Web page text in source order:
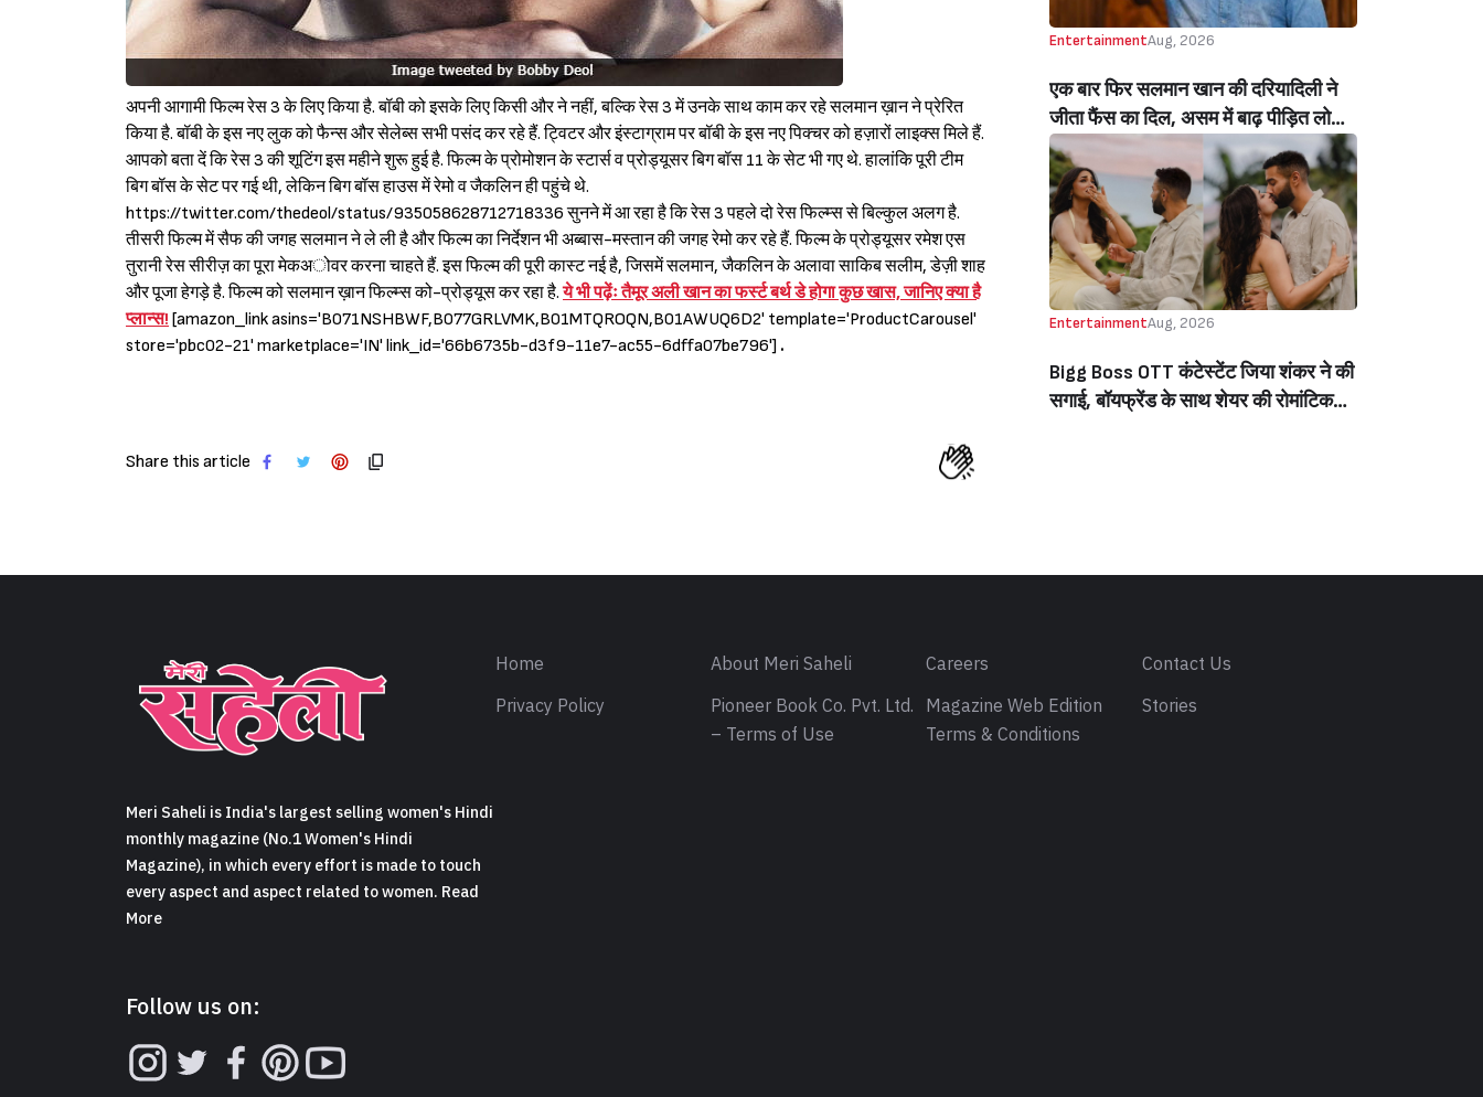
अपनी आगामी फिल्म रेस 3 के लिए किया है. बॉबी को इसके लिए किसी और ने नहीं, बल्कि रेस 3 में उनके साथ काम कर रहे सलमान ख़ान ने प्रेरित
किया है. बॉबी के इस नए लुक को फैन्स और सेलेब्स सभी पसंद कर रहे हैं. ट्विटर और इंस्टाग्राम पर बॉबी के इस नए पिक्चर को हज़ारों लाइक्स मिले हैं.
आपको बता दें कि रेस 3 की शूटिंग इस महीने शुरू हुई है. फिल्म के प्रोमोशन के स्टार्स व प्रोड्यूसर बिग बॉस 11 के सेट भी गए थे. हालांकि पूरी टीम
बिग बॉस के सेट पर गई थी, लेकिन बिग बॉस हाउस में रेमो व जैकलिन ही पहुंचे थे.
https://twitter.com/thedeol/status/935058628712718336 सुनने में आ रहा है कि रेस 3 पहले दो रेस फिल्म्स से बिल्कुल अलग है.
तीसरी फिल्म में सैफ की जगह सलमान ने ले ली है और फिल्म का निर्देशन भी अब्बास-मस्तान की जगह रेमो कर रहे हैं. फिल्म के प्रोड्यूसर रमेश एस
तुरानी रेस सीरीज़ का पूरा मेकअोवर करना चाहते हैं. इस फिल्म की पूरी कास्ट नई है, जिसमें सलमान, जैकलिन के अलावा साकिब सलीम, डेज़ी शाह
और पूजा हेगड़े है. फिल्म को सलमान ख़ान फिल्म्स को-प्रोड्यूस कर रहा है.ये भी पढ़ेंः तैमूर अली खान का फर्स्ट बर्थ डे होगा कुछ खास, जानिए क्या है
प्लान्स! [amazon_link asins='B071NSHBWF,B077GRLVMK,B01MTQROQN,B01AWUQ6D2' template='ProductCarousel'
store='pbc02-21' marketplace='IN' link_id='66b6735b-d3f9-11e7-ac55-6dffa07be796'] .
Share this article
EntertainmentAug, 2026
एक बार फिर सलमान खान की दरियादिली ने
जीता फैंस का दिल, असम में बाढ़ पीड़ित लोगों
की मदद के लिए सलमान ने मिलाया NGO से
हाथ, बेघर लोगों के लिए बनवाएंगे 500 घर
(Salman Khan In Collaboration With
An NGO Will Builds Homes For 500
Flood Affected People In Assam)
EntertainmentAug, 2026
Bigg Boss OTT कंटेस्टेंट जिया शंकर ने की
सगाई, बॉयफ्रेंड के साथ शेयर की रोमांटिक
Meri Saheli is India's largest selling women's Hindi
monthly magazine (No.1 Women's Hindi
Magazine), in which every effort is made to touch
every aspect and aspect related to women. Read
More
Follow us on:
Home About Meri Saheli Careers
Contact Us
Privacy Policy
Pioneer Book Co. Pvt. Ltd.
– Terms of Use
Magazine Web Edition
Terms & Conditions
Stories